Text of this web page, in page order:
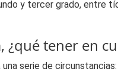
y tercer grado, entre
¿qué tener en
serie de circunstancias: